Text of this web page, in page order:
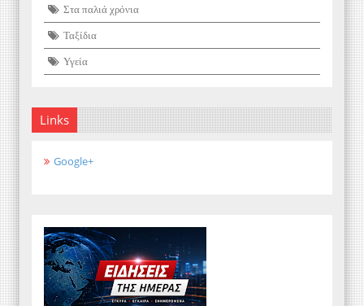
Στα παλιά χρόνια
Ταξίδια
Υγεία
Links
Google+